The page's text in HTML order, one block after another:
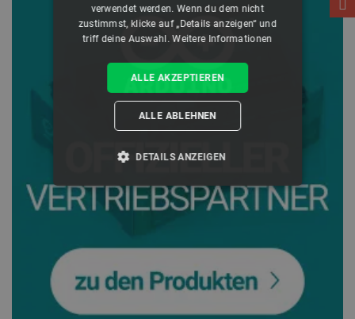
verwendet werden. Wenn du dem nicht
zustimmst, klicke auf „Details anzeigen“ und
triff deine Auswahl.Weitere Informationen
ALLE AKZEPTIEREN
ALLE ABLEHNEN
DETAILS ANZEIGEN
UNBEDINGT ERFORDERLICH